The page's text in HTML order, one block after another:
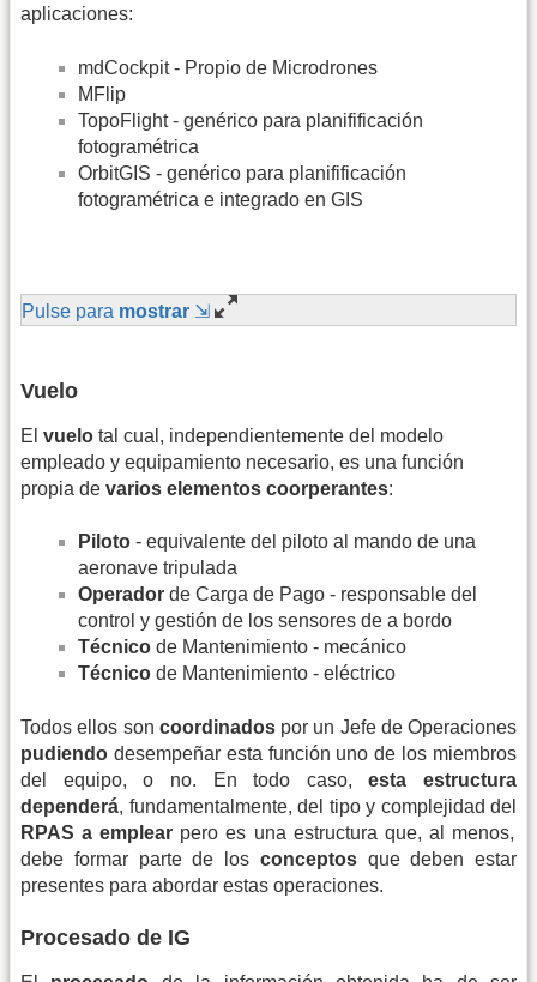
aplicaciones:
mdCockpit - Propio de Microdrones
MFlip
TopoFlight - genérico para planifificación
fotogramétrica
OrbitGIS - genérico para planifificación
fotogramétrica e integrado en GIS
Pulse para mostrar ⇲
Vuelo
El vuelo tal cual, independientemente del modelo
empleado y equipamiento necesario, es una función
propia de varios elementos coorperantes:
Piloto - equivalente del piloto al mando de una
aeronave tripulada
Operador de Carga de Pago - responsable del
control y gestión de los sensores de a bordo
Técnico de Mantenimiento - mecánico
Técnico de Mantenimiento - eléctrico
Todos ellos son coordinadospor un Jefe de Operaciones
pudiendo desempeñar esta función uno de los miembros
del equipo, o no. En todo caso,esta estructura
dependerá, fundamentalmente, del tipo y complejidad del
RPAS a emplear pero es una estructura que, al menos,
debe formar parte de los conceptosque deben estar
presentes para abordar estas operaciones.
Procesado de IG